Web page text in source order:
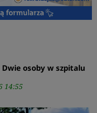
osoby w szpitalu
14:55